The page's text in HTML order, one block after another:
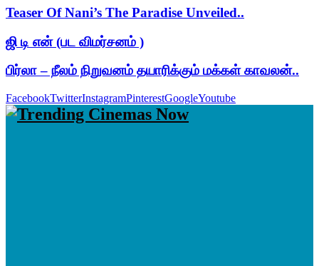
Teaser Of Nani’s The Paradise Unveiled..
ஜி டி என் (பட விமர்சனம் )
பிர்லா – நீலம் நிறுவனம் தயாரிக்கும் மக்கள் காவலன்..
FacebookTwitterInstagramPinterestGoogleYoutube